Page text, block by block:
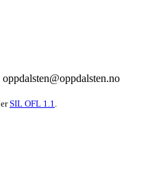
oppdalsten@oppdalsten.no
SIL OFL 1.1.